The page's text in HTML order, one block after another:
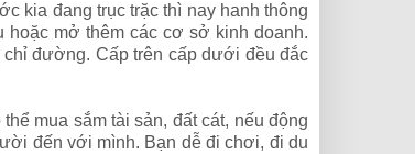
kia đang trục trặc thì nay hanh thông
mở thêm các cơ sở kinh doanh.
đường. Cấp trên cấp dưới đều đắc
mua sắm tài sản, đất cát, nếu động
đến với mình. Bạn dễ đi chơi, đi du